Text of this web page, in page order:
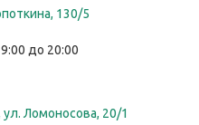
130/5
до 20:00
​Ломоносова, 20/1